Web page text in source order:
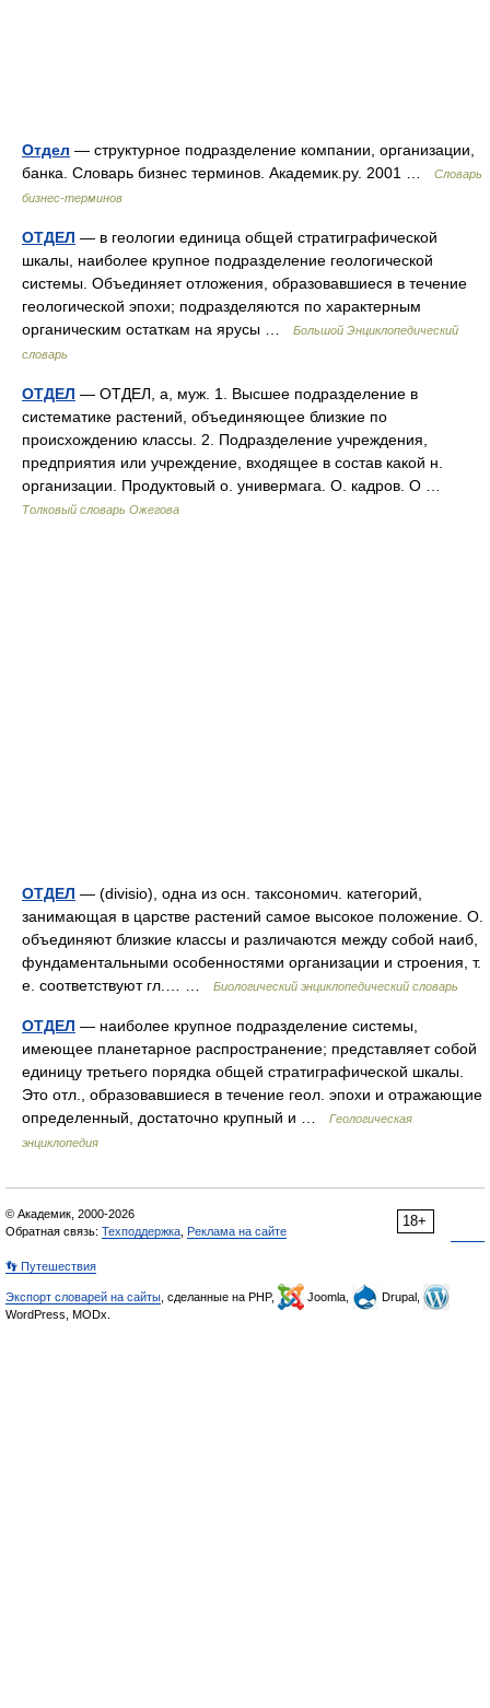
Отдел — структурное подразделение компании, организации,
банка. Словарь бизнес терминов. Академик.ру. 2001 …
Словарь
бизнес-терминов
ОТДЕЛ — в геологии единица общей стратиграфической
шкалы, наиболее крупное подразделение геологической
системы. Объединяет отложения, образовавшиеся в течение
геологической эпохи; подразделяются по характерным
органическим остаткам на ярусы …
Большой Энциклопедический
словарь
ОТДЕЛ — ОТДЕЛ, а, муж. 1. Высшее подразделение в
систематике растений, объединяющее близкие по
происхождению классы. 2. Подразделение учреждения,
предприятия или учреждение, входящее в состав какой н.
организации. Продуктовый о. универмага. О. кадров. О …
Толковый словарь Ожегова
ОТДЕЛ — (divisio), одна из осн. таксономич. категорий,
занимающая в царстве растений самое высокое положение. О.
объединяют близкие классы и различаются между собой наиб,
фундаментальными особенностями организации и строения, т.
е. соответствуют гл.… …
Биологический энциклопедический словарь
ОТДЕЛ — наиболее крупное подразделение системы,
имеющее планетарное распространение; представляет собой
единицу третьего порядка общей стратиграфической шкалы.
Это отл., образовавшиеся в течение геол. эпохи и отражающие
определенный, достаточно крупный и …
Геологическая
энциклопедия
18+
© Академик, 2000-2026
Обратная связь: Техподдержка Реклама на сайте
👣 Путешествия
Экспорт словарей на сайты , сделанные на PHP, Joomla,
Drupal,
WordPress, MODx.